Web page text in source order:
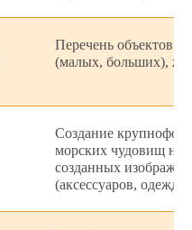
Перечень объектов
(малых, больших),
Создание
морских чудовищ на
созданных
(аксессуаров, одежды)